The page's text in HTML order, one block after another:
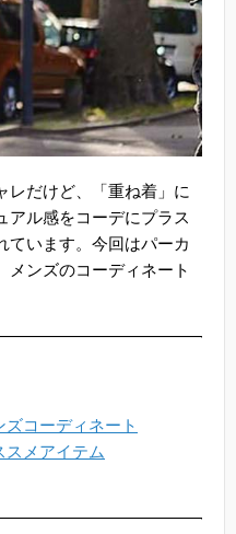
レだけど、「重ね着」に
アル感をコーデにプラス
ています。今回はパーカ
メンズのコーディネート
コーディネート
スメアイテム